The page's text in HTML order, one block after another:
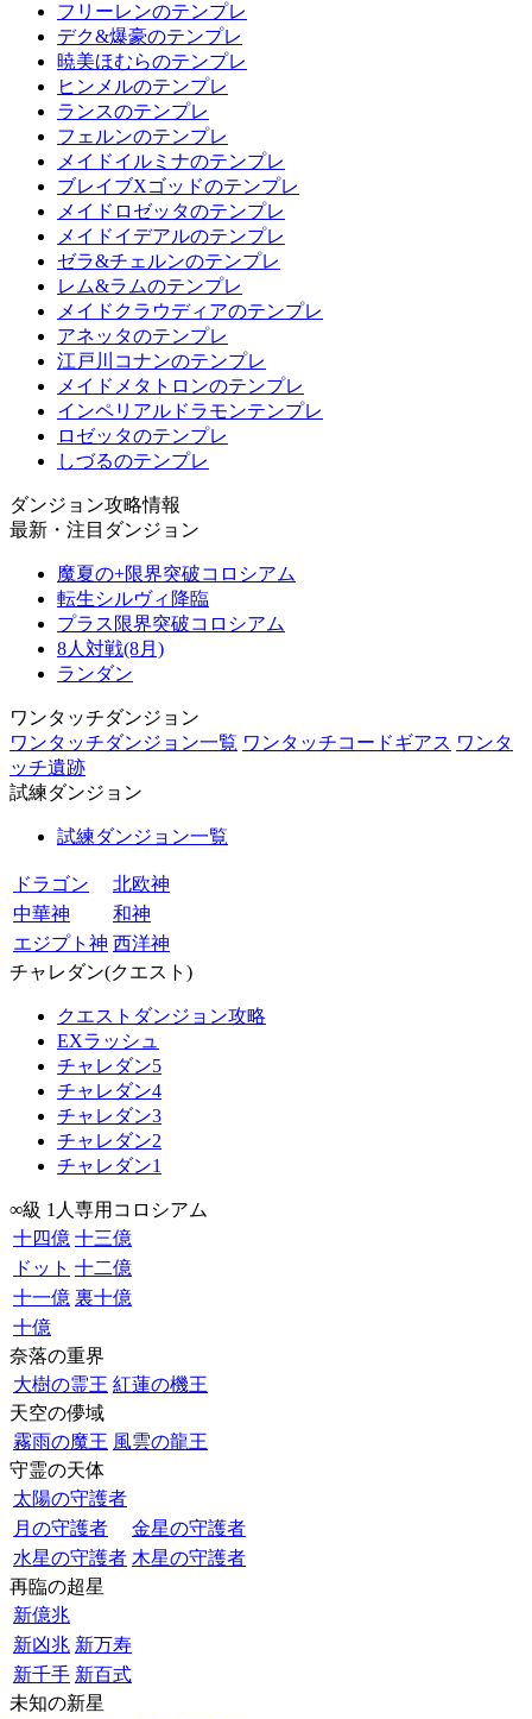
フリーレンのテンプレ
デク&爆豪のテンプレ
暁美ほむらのテンプレ
ヒンメルのテンプレ
ランスのテンプレ
フェルンのテンプレ
メイドイルミナのテンプレ
ブレイブXゴッドのテンプレ
メイドロゼッタのテンプレ
メイドイデアルのテンプレ
ゼラ&チェルンのテンプレ
レム&ラムのテンプレ
メイドクラウディアのテンプレ
アネッタのテンプレ
江戸川コナンのテンプレ
メイドメタトロンのテンプレ
インペリアルドラモンテンプレ
ロゼッタのテンプレ
しづるのテンプレ
ダンジョン攻略情報
最新・注目ダンジョン
魔夏の+限界突破コロシアム
転生シルヴィ降臨
プラス限界突破コロシアム
8人対戦(8月)
ランダン
ワンタッチダンジョン
ワンタッチダンジョン一覧 ワンタッチコードギアス ワンタ
ッチ遺跡
試練ダンジョン
試練ダンジョン一覧
ドラゴン
北欧神
中華神
和神
エジプト神 西洋神
チャレダン(クエスト)
クエストダンジョン攻略
EXラッシュ
チャレダン5
チャレダン4
チャレダン3
チャレダン2
チャレダン1
∞級 1人専用コロシアム
十四億 十三億
ドット 十二億
十一億 裏十億
十億
奈落の重界
大樹の霊王 紅蓮の機王
天空の儚域
霧雨の魔王 風雲の龍王
守霊の天体
太陽の守護者
月の守護者
金星の守護者
水星の守護者 木星の守護者
再臨の超星
新億兆
新凶兆 新万寿
新千手 新百式
未知の新星